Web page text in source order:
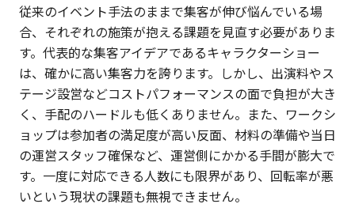
従来のイベント手法のままで集客が伸び悩んでいる場
合、それぞれの施策が抱える課題を見直す必要がありま
す。代表的な集客アイデアであるキャラクターショー
は、確かに高い集客力を誇ります。しかし、出演料やス
テージ設営などコストパフォーマンスの面で負担が大き
く、手配のハードルも低くありません。また、ワークシ
ョップは参加者の満足度が高い反面、材料の準備や当日
の運営スタッフ確保など、運営側にかかる手間が膨大で
す。一度に対応できる人数にも限界があり、回転率が悪
いという現状の課題も無視できません。